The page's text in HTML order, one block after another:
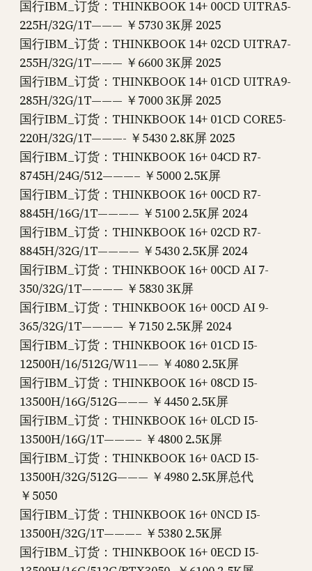
国行IBM_订货：THINKBOOK 14+ 00CD UITRA5-
225H/32G/1T——— ￥5730 3K屏 2025
国行IBM_订货：THINKBOOK 14+ 02CD UITRA7-
255H/32G/1T——— ￥6600 3K屏 2025
国行IBM_订货：THINKBOOK 14+ 01CD UITRA9-
285H/32G/1T——— ￥7000 3K屏 2025
国行IBM_订货：THINKBOOK 14+ 01CD CORE5-
220H/32G/1T———- ￥5430 2.8K屏 2025
国行IBM_订货：THINKBOOK 16+ 04CD R7-
8745H/24G/512———– ￥5000 2.5K屏
国行IBM_订货：THINKBOOK 16+ 00CD R7-
8845H/16G/1T———— ￥5100 2.5K屏 2024
国行IBM_订货：THINKBOOK 16+ 02CD R7-
8845H/32G/1T———— ￥5430 2.5K屏 2024
国行IBM_订货：THINKBOOK 16+ 00CD AI 7-
350/32G/1T———— ￥5830 3K屏
国行IBM_订货：THINKBOOK 16+ 00CD AI 9-
365/32G/1T———— ￥7150 2.5K屏 2024
国行IBM_订货：THINKBOOK 16+ 01CD I5-
12500H/16/512G/W11—— ￥4080 2.5K屏
国行IBM_订货：THINKBOOK 16+ 08CD I5-
13500H/16G/512G——— ￥4450 2.5K屏
国行IBM_订货：THINKBOOK 16+ 0LCD I5-
13500H/16G/1T———– ￥4800 2.5K屏
国行IBM_订货：THINKBOOK 16+ 0ACD I5-
13500H/32G/512G——— ￥4980 2.5K屏总代
￥5050
国行IBM_订货：THINKBOOK 16+ 0NCD I5-
13500H/32G/1T———– ￥5380 2.5K屏
国行IBM_订货：THINKBOOK 16+ 0ECD I5-